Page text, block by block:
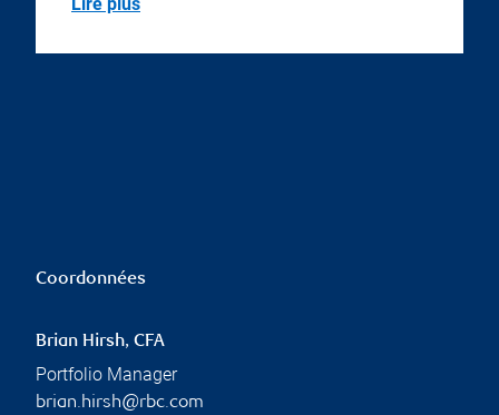
Coordonnées
Brian Hirsh, CFA
Portfolio Manager
brian.hirsh@rbc.com